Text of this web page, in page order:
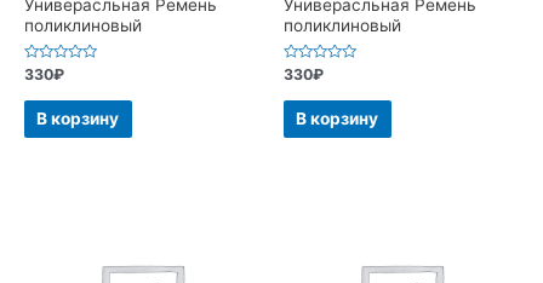
Универасльная Ремень
поликлиновый
Оценка
из
330₽
В корзину
Универасльная Ремень
поликлиновый
Оценка
из
330₽
В корзину